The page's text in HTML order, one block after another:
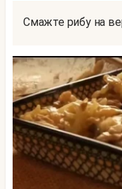
Смажте рибу на